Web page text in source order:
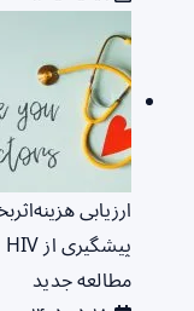
مطالعه جدید